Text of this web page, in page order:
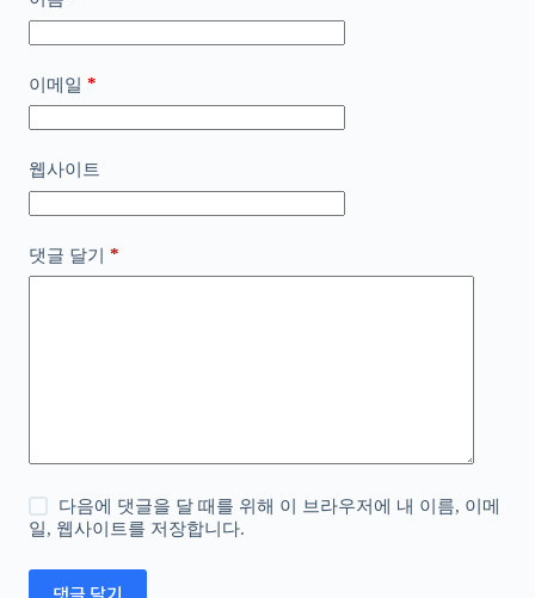
이메일 *
웹사이트
댓글 달기 *
다음에 댓글을 달 때를 위해 이 브라우저에 내 이름, 이메
일, 웹사이트를 저장합니다.